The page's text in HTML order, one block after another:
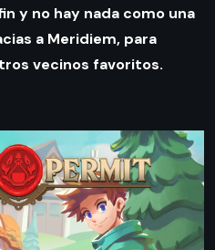
y no hay nada como una
a Meridiem, para
vecinos favoritos.